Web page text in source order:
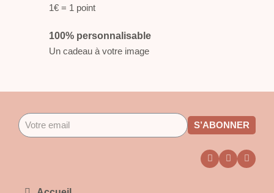
1€ = 1 point
100% personnalisable
Un cadeau à votre image
S’ABONNER